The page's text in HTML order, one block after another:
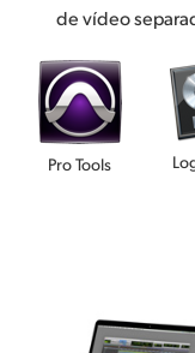
de vídeo
Pro Tools